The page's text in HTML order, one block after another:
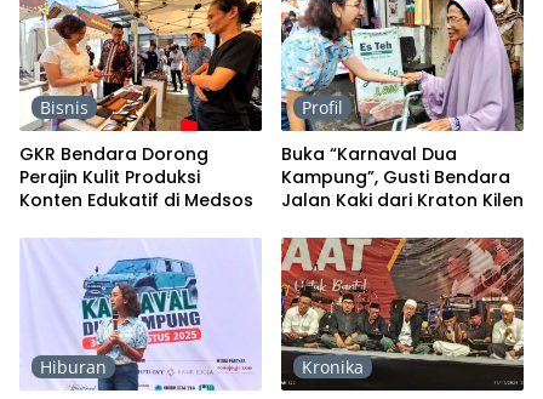
Bisnis
GKR Bendara Dorong
Perajin Kulit Produksi
Konten Edukatif di Medsos
Profil
Buka “Karnaval Dua
Kampung”, Gusti Bendara
Jalan Kaki dari Kraton Kilen
Hiburan Kronika